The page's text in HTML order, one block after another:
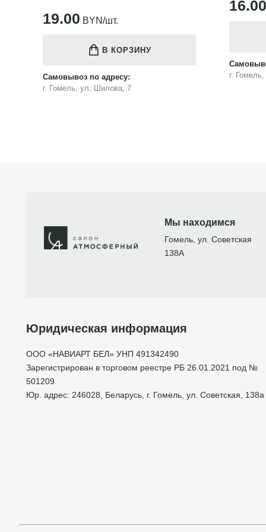
г. Гомель, ул. Шилова, 7
г.
Мы находимся
Гомель, ул. Советская
138А
Юридическая информация
ООО «НАВИАРТ БЕЛ» УНП 491342490
Зарегистрирован в торговом реестре РБ 26.01.2021 под №
501209
Юр. адрес: 246028, Беларусь, г. Гомель, ул. Советская, 138а